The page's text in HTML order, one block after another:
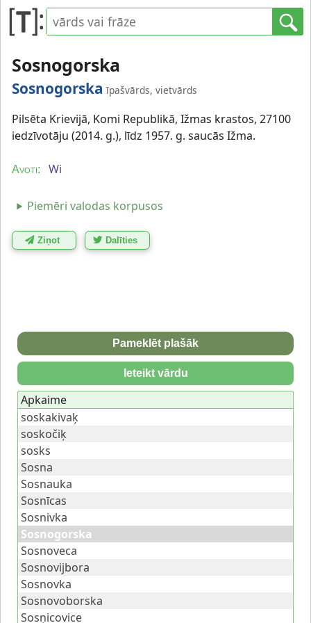
Sosnogorska
Sosnogorska īpašvārds, vietvārds
Pilsēta Krievijā, Komi Republikā, Ižmas krastos, 27100
iedzīvotāju (2014. g.), līdz 1957. g. saucās Ižma.
Avoti: Wi
Piemēri valodas korpusos
Ziņot Dalīties
Pameklēt plašāk
Ieteikt vārdu
Apkaime
soskakivaķ
soskočiķ
sosks
Sosna
Sosnauka
Sosnīcas
Sosnivka
Sosnogorska
Sosnoveca
Sosnovijbora
Sosnovka
Sosnovoborska
Sosņicovice